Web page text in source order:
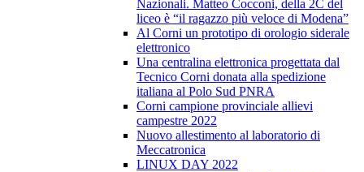
Nazionali. Matteo Cocconi, della 2C del
liceo è “il ragazzo più veloce di Modena”
Al Corni un prototipo di orologio siderale
elettronico
Una centralina elettronica progettata dal
Tecnico Corni donata alla spedizione
italiana al Polo Sud PNRA
Corni campione provinciale allievi
campestre 2022
Nuovo allestimento al laboratorio di
Meccatronica
LINUX DAY 2022